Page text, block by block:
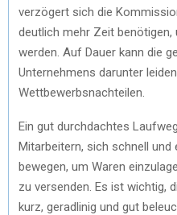
verzögert sich die
deutlich mehr Zeit
werden. Auf Dauer kann die
Unternehmens darunter
Wettbewerbsnachteilen.
Ein gut durchdachtes
Mitarbeitern, sich schnell
bewegen, um Waren
zu versenden. Es ist wichtig,
kurz, geradlinig und gut